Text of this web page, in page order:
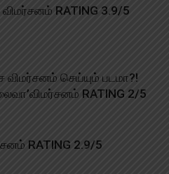
விமர்சனம் RATING 3.9/5
விமர்சனம் செய்யும் படமா?!
RATING 2/5
RATING 2.9/5